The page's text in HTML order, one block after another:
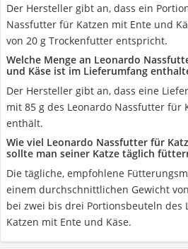
Der Hersteller gibt an, dass ein
Nassfutter für Katzen mit Ente und
von 20 g Trockenfutter entspricht.
Welche Menge an Leonardo
und Käse ist im Lieferumfang
Der Hersteller gibt an, dass eine
mit 85 g des Leonardo Nassfutter für
enthält.
Wie viel Leonardo Nassfutter für
sollte man seiner Katze täglich
Die tägliche, empfohlene
einem durchschnittlichen Gewicht
bei zwei bis drei Portionsbeuteln des
Katzen mit Ente und Käse.